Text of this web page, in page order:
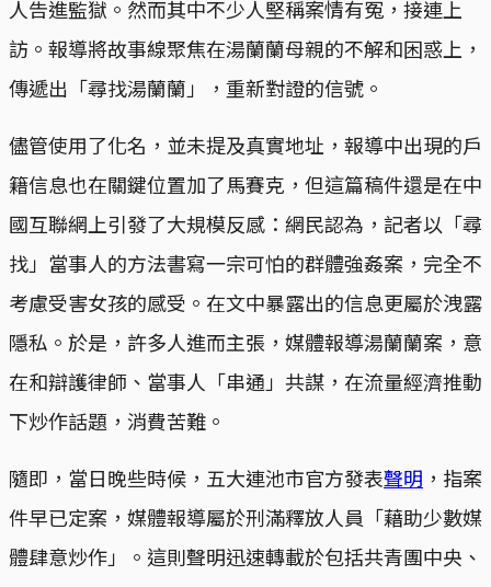
人告進監獄。然而其中不少人堅稱案情有冤，接連上
訪。報導將故事線聚焦在湯蘭蘭母親的不解和困惑上，
傳遞出「尋找湯蘭蘭」，重新對證的信號。
儘管使用了化名，並未提及真實地址，報導中出現的戶
籍信息也在關鍵位置加了馬賽克，但這篇稿件還是在中
國互聯網上引發了大規模反感：網民認為，記者以「尋
找」當事人的方法書寫一宗可怕的群體強姦案，完全不
考慮受害女孩的感受。在文中暴露出的信息更屬於洩露
隱私。於是，許多人進而主張，媒體報導湯蘭蘭案，意
在和辯護律師、當事人「串通」共謀，在流量經濟推動
下炒作話題，消費苦難。
隨即，當日晚些時候，五大連池市官方發表聲明 ，指案
件早已定案，媒體報導屬於刑滿釋放人員「藉助少數媒
體肆意炒作」。這則聲明迅速轉載於包括共青團中央、